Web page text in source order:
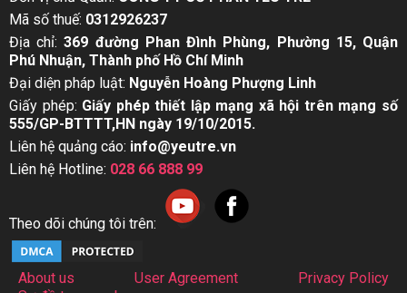
Mã số thuế: 0312926237
Địa chỉ:369 đường Phan Đình Phùng, Phường 15, Quận
Phú Nhuận, Thành phố Hồ Chí Minh
Đại diện pháp luật: Nguyễn Hoàng Phượng Linh
Giấy phép: Giấy phép thiết lập mạng xã hội trên mạng số
555/GP-BTTTT,HN ngày 19/10/2015.
Liên hệ quảng cáo: info@yeutre.vn
Liên hệ Hotline: 028 66 888 99
Theo dõi chúng tôi trên:
About us User Agreement
Privacy Policy